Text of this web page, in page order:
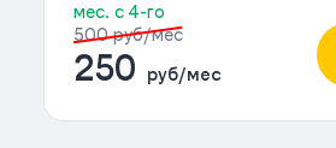
мес. с 4-го
500 руб/мес
250 руб/мес